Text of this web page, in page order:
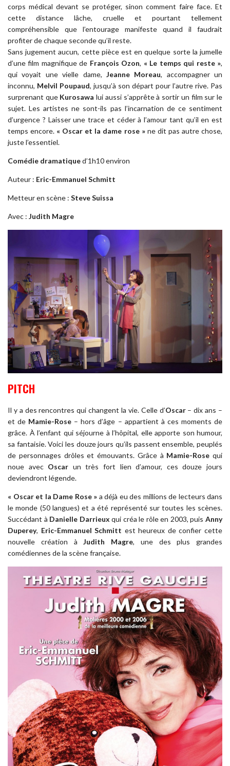
corps médical devant se protéger, sinon comment faire face. Et
cette distance lâche, cruelle et pourtant tellement
compréhensible que l’entourage manifeste quand il faudrait
profiter de chaque seconde qu’il reste.
Sans jugement aucun, cette pièce est en quelque sorte la jumelle
d’une film magnifique de François Ozon, « Le temps qui reste »,
qui voyait une vielle dame, Jeanne Moreau, accompagner un
inconnu, Melvil Poupaud, jusqu’à son départ pour l’autre rive. Pas
surprenant que Kurosawa lui aussi s’apprête à sortir un film sur le
sujet. Les artistes ne sont-ils pas l’incarnation de ce sentiment
d’urgence ? Laisser une trace et céder à l’amour tant qu’il en est
temps encore. « Oscar et la dame rose »ne dit pas autre chose,
juste l’essentiel.
Comédie dramatiqued’1h10 environ
Auteur : Eric-Emmanuel Schmitt
Metteur en scène : Steve Suissa
Avec : Judith Magre
PITCH
Il y a des rencontres qui changent la vie. Celle d’Oscar– dix ans –
et de Mamie-Rose – hors d’âge – appartient à ces moments de
grâce. À l’enfant qui séjourne à l’hôpital, elle apporte son humour,
sa fantaisie. Voici les douze jours qu’ils passent ensemble, peuplés
de personnages drôles et émouvants. Grâce à Mamie-Rose qui
noue avec Oscar un très fort lien d’amour, ces douze jours
deviendront légende.
« Oscar et la Dame Rose » a déjà eu des millions de lecteurs dans
le monde (50 langues) et a été représenté sur toutes les scènes.
Succédant à Danielle Darrieux qui créa le rôle en 2003, puisAnny
Duperey, Eric-Emmanuel Schmitt est heureux de confier cette
nouvelle création àJudith Magre, une des plus grandes
comédiennes de la scène française.